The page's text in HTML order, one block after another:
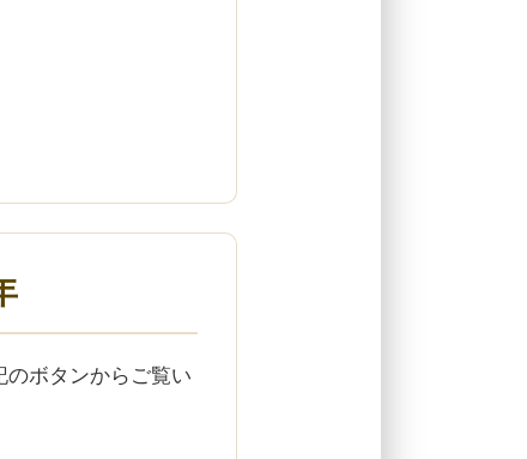
のボタンからご覧い